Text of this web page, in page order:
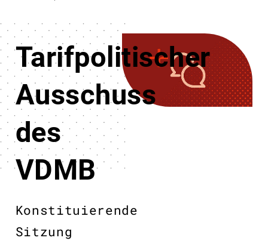
Tarifpolitischer
Ausschuss
des
VDMB
Konstituierende
Sitzung